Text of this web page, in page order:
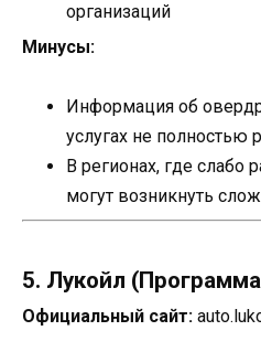
организаций
Минусы:
Информация об
услугах не полностью
В регионах, где слабо
могут возникнуть
5. Лукойл
Официальный сайт: